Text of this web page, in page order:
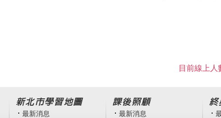
目前線上
新北市學習地圖
最新消息
課後照顧
最新消息
終